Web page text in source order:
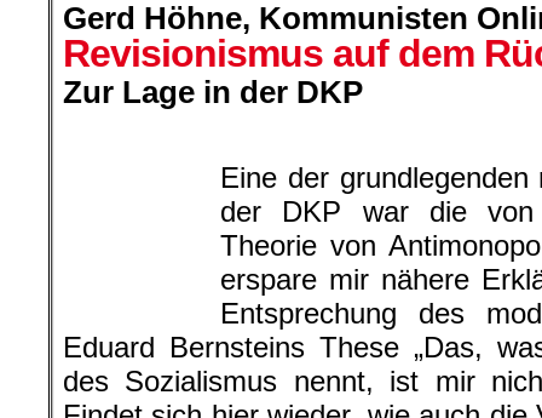
Gerd Höhne, Kommunisten
Revisionismus auf dem
Zur Lage in der DKP
Eine der
der DKP war die von
Theorie von
erspare mir nähere
Entsprechung des
Eduard Bernsteins These „Das,
des Sozialismus nennt, ist mir